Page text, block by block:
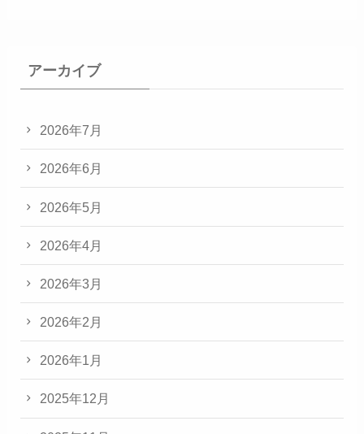
アーカイブ
2026年7月
2026年6月
2026年5月
2026年4月
2026年3月
2026年2月
2026年1月
2025年12月